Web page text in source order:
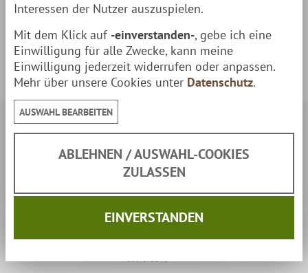
Sicherheitshinweise & Kontaktdaten des
Herstellers
Anwendungshinweise
Sicherheit:
Interessen der Nutzer auszuspielen.
Mit dem Klick auf -einverstanden-, gebe ich eine
Einwilligung für alle Zwecke, kann meine
Einwilligung jederzeit widerrufen oder anpassen.
Mehr über unsere Cookies unter Datenschutz.
AUSWAHL BEARBEITEN
ABLEHNEN / AUSWAHL-COOKIES
ZULASSEN
EINVERSTANDEN